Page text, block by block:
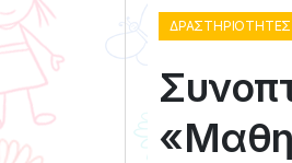
ΔΡΑΣΤΗΡΙΌΤΗΤΕΣ